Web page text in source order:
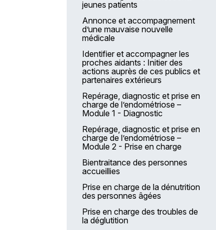
jeunes patients
Annonce et accompagnement
d’une mauvaise nouvelle
médicale
Identifier et accompagner les
proches aidants : Initier des
actions auprès de ces publics et
partenaires extérieurs
Repérage, diagnostic et prise en
charge de l’endométriose –
Module 1 - Diagnostic
Repérage, diagnostic et prise en
charge de l’endométriose –
Module 2 - Prise en charge
Bientraitance des personnes
accueillies
Prise en charge de la dénutrition
des personnes âgées
Prise en charge des troubles de
la déglutition